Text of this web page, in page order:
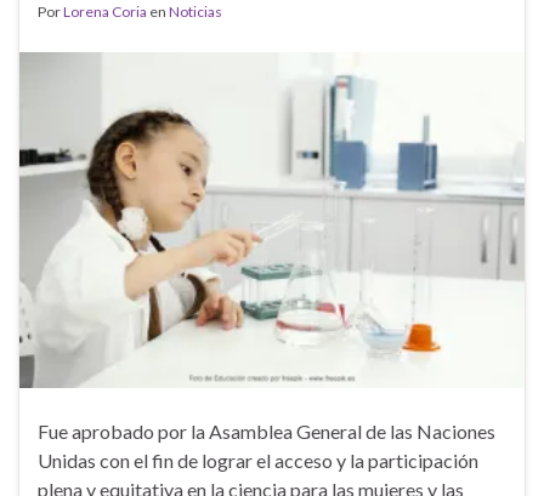
PorLorena Coria en Noticias
Fue aprobado por la Asamblea General de las Naciones
Unidas con el fin de lograr el acceso y la participación
plena y equitativa en la ciencia para las mujeres y las